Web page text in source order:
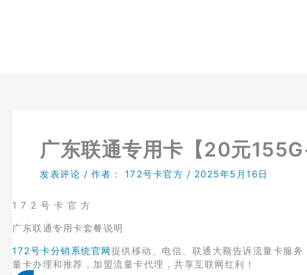
广东联通专用卡【20元
发表评论 / 作者： 172号卡官方 / 2025年5月16日
1 7 2 号 卡 官 方
广东联通专用卡套餐说明
172号卡分销系统官网提供移动、电信、联通大额告诉流量卡服
量卡办理和推荐，加盟流量卡代理，共享互联网红利！